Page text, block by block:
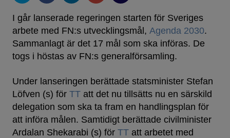
I går lanserade regeringen starten för Sveriges
arbete med FN:s utvecklingsmål, Agenda 2030.
Sammanlagt är det 17 mål som ska införas. De
togs i höstas av FN:s generalförsamling.
Under lanseringen berättade statsminister Stefan
Löfven (s) för TT att det nu tillsätts nu en särskild
delegation som ska ta fram en handlingsplan för
att införa målen. Samtidigt berättade civilminister
Ardalan Shekarabi (s) för TT att arbetet med